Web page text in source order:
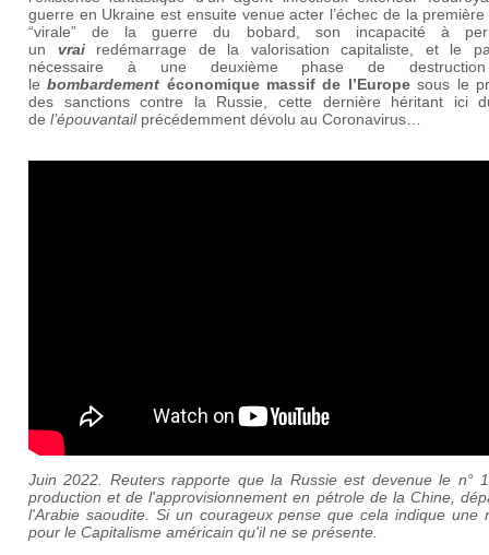
guerre en Ukraine est ensuite venue acter l’échec de la première
“virale” de la guerre du bobard, son incapacité à
un vrairedémarrage de la valorisation capitaliste, et le
nécessaire à une deuxième phase de
lebombardement économique massif de l’Europesous le
des sanctions contre la Russie, cette dernière héritant ici
de l’épouvantail précédemment dévolu au Coronavirus…
Juin 2022. Reuters rapporte que la Russie est devenue le n°
production et de l'approvisionnement en pétrole de la Chine,
l'Arabie saoudite. Si un courageux pense que cela indique une
pour le Capitalisme américain qu'il ne se présente.